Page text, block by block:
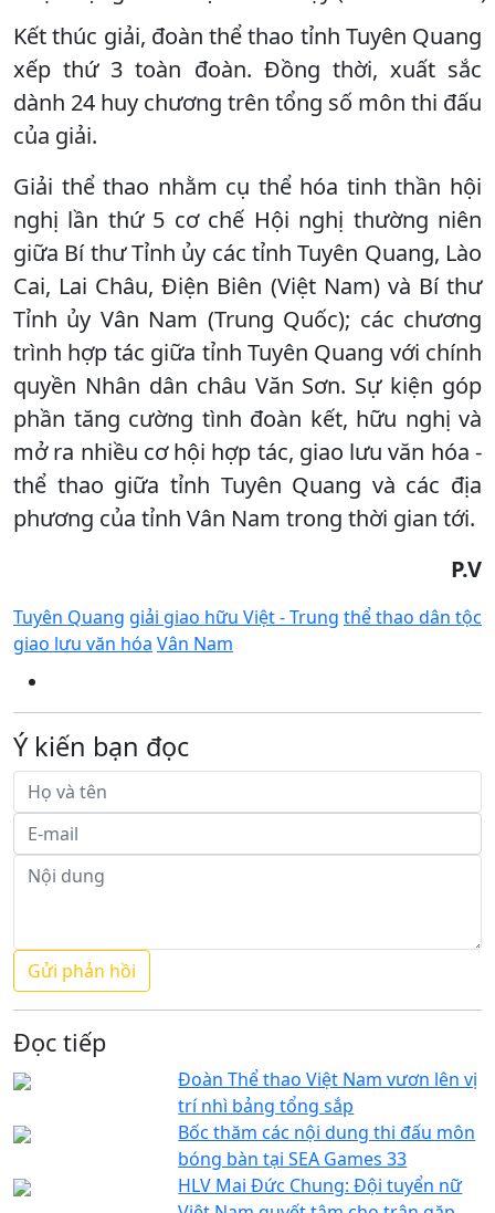
Kết thúc giải, đoàn thể thao tỉnh Tuyên Quang
xếp thứ 3 toàn đoàn. Đồng thời, xuất sắc
dành 24 huy chương trên tổng số môn thi đấu
của giải.
Giải thể thao nhằm cụ thể hóa tinh thần hội
nghị lần thứ 5 cơ chế Hội nghị thường niên
giữa Bí thư Tỉnh ủy các tỉnh Tuyên Quang, Lào
Cai, Lai Châu, Điện Biên (Việt Nam) và Bí thư
Tỉnh ủy Vân Nam (Trung Quốc); các chương
trình hợp tác giữa tỉnh Tuyên Quang với chính
quyền Nhân dân châu Văn Sơn. Sự kiện góp
phần tăng cường tình đoàn kết, hữu nghị và
mở ra nhiều cơ hội hợp tác, giao lưu văn hóa -
thể thao giữa tỉnh Tuyên Quang và các địa
phương của tỉnh Vân Nam trong thời gian tới.
P.V
Tuyên Quang giải giao hữu Việt - Trung thể thao dân tộc
giao lưu văn hóa Vân Nam
Ý kiến bạn đọc
Đọc tiếp
Đoàn Thể thao Việt Nam vươn lên vị
trí nhì bảng tổng sắp
Bốc thăm các nội dung thi đấu môn
bóng bàn tại SEA Games 33
HLV Mai Đức Chung: Đội tuyển nữ